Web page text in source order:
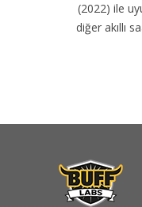
(2022) ile
diğer akıllı